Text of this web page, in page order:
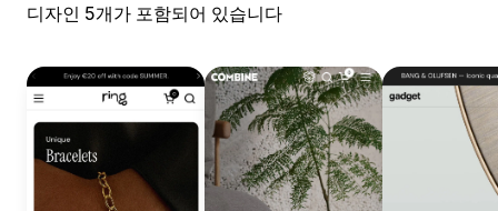
디자인 5개가 포함되어 있습니다